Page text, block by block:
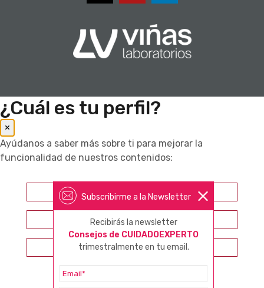
Subscribirme a la Newsletter
Recibirás la newsletter
Consejos de CUIDADOEXPERTO
trimestralmente en tu email.
¿Cuál es tu perfil?
×
Ayúdanos a saber más sobre ti para mejorar la
funcionalidad de nuestros contenidos:
Farmacéutico
Otros profesionales sanitarios
Consumidor